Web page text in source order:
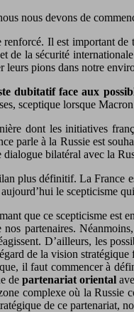
nous devons de
renforcé. Il est important de
de la sécurité
leurs pions dans notre
dubitatif face aux
sceptique lorsque
dont les initiatives
parle à la Russie est
dialogue bilatéral avec la
plus définitif. La France
le scepticisme
que ce scepticisme est
partenaires.
D’ailleurs, les
de la vision
il faut commencer à
de partenariat oriental
complexe où la Russie
de ce partenariat,